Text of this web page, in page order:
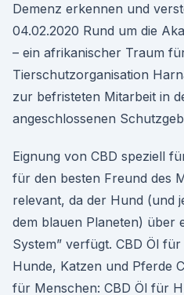
Demenz erkennen und
04.02.2020 Rund um die
– ein afrikanischer Traum
Tierschutzorganisation
zur befristeten Mitarbeit in
angeschlossenen
Eignung von CBD speziell
für den besten Freund des
relevant, da der Hund (und
dem blauen Planeten) über
System” verfügt. CBD Öl
Hunde, Katzen und Pferde
für Menschen: CBD Öl für